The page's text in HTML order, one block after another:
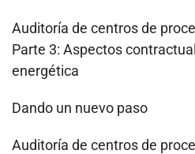
Auditoría de centros de
Parte 3: Aspectos
energética
Dando un nuevo paso
Auditoría de centros de